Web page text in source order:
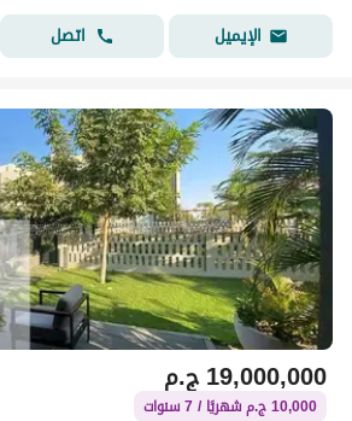
الإيميل
اتصل
ج.م19,000,000
10,000 ج.م شهريًا / 7 سنوات